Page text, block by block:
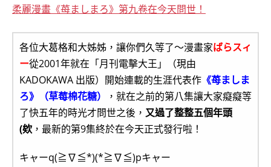
柔麗漫畫《苺ましまろ》第九卷在今天問世！
各位大葛格和大姊姊，讓你們久等了～漫畫家ばらスィ
ー從2001年就在「月刊電擊大王」（現由
KADOKAWA 出版）開始連載的生涯代表作 《苺ましま
ろ》（草莓棉花糖）
，就在之前的第八集讓大家癡癡等
了快五年的時光才問世之後， 又過了整整五個年頭
(欸 ，最新的第9集終於在今天正式發行啦！
キャーq(≧∇≦*)(*≧∇≦)pキャー